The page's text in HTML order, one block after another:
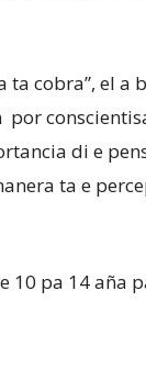
ta cobra”, el a
di e
ta e
10 pa 14 aña